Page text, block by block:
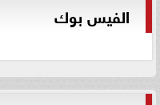
الفيس بوك